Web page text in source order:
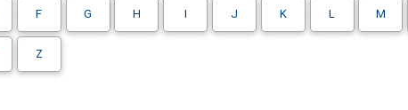
F G H I J K L M
Z